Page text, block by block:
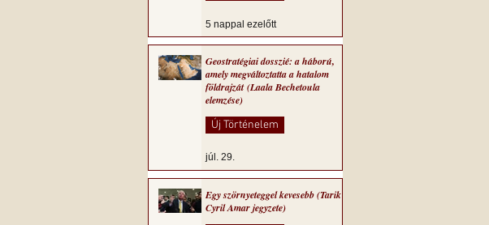
5 nappal ezelőtt
Geostratégiai dosszié: a háború,
amely megváltoztatta a hatalom
földrajzát (Laala Bechetoula
elemzése)
Új Történelem
júl. 29.
Egy szörnyeteggel kevesebb (Tarik
Cyril Amar jegyzete)